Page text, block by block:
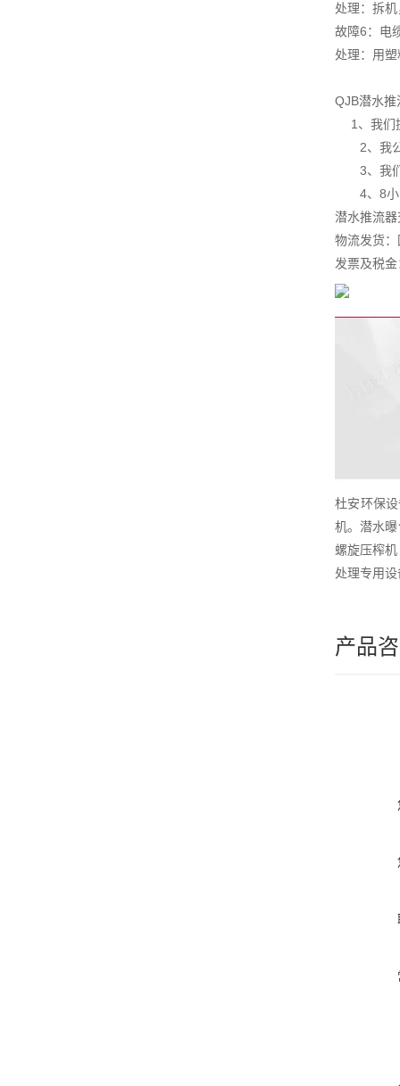
处理：拆
故障6：电
处理：用
QJB潜水
1、我们
2、我公
3、我们
4、8小
潜水推流
物流发货
发票及税
杜安环保
机。潜水
螺旋压榨
处理专用
产品